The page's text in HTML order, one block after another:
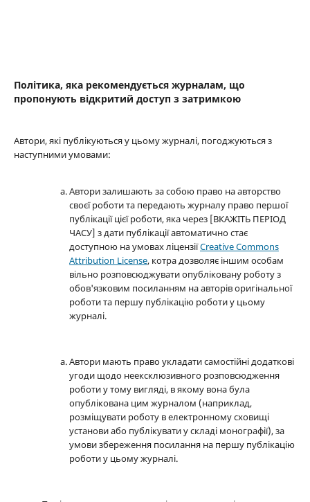
Політика, яка рекомендується журналам, що
пропонують відкритий доступ з затримкою
Автори, які публікуються у цьому журналі, погоджуються з
наступними умовами:
Автори залишають за собою право на авторство
своєї роботи та передають журналу право першої
публікації цієї роботи, яка через [ВКАЖІТЬ ПЕРІОД
ЧАСУ] з дати публікації автоматично стає
доступною на умовах ліцензіїCreative Commons
Attribution License, котра дозволяє іншим особам
вільно розповсюджувати опубліковану роботу з
обов'язковим посиланням на авторів оригінальної
роботи та першу публікацію роботи у цьому
журналі.
Автори мають право укладати самостійні додаткові
угоди щодо неексклюзивного розповсюдження
роботи у тому вигляді, в якому вона була
опублікована цим журналом (наприклад,
розміщувати роботу в електронному сховищі
установи або публікувати у складі монографії), за
умови збереження посилання на першу публікацію
роботи у цьому журналі.